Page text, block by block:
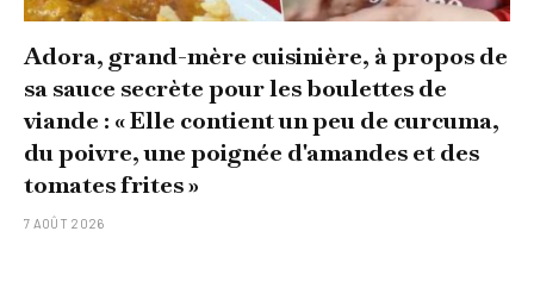
Adora, grand-mère cuisinière, à propos de
sa sauce secrète pour les boulettes de
viande : « Elle contient un peu de curcuma,
du poivre, une poignée d'amandes et des
tomates frites »
7 AOÛT 2026